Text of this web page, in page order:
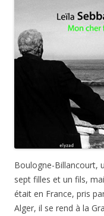
Boulogne-Billancourt,
sept filles et un fils,
était en France, pris
Alger, il se rend à la